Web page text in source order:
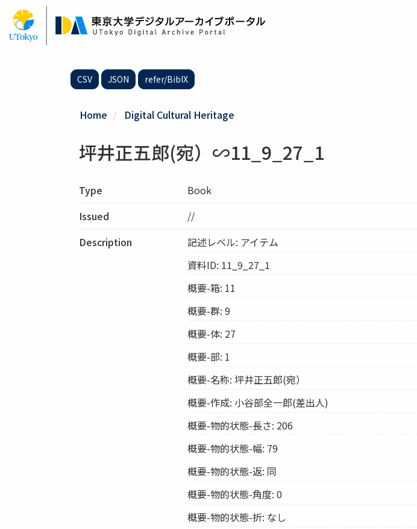
Skip
main
content
CSV JSON refer/BibIX
Home Digital Cultural Heritage
坪井正五郎(宛）∽11_9_27_1
Type
Book
Issued
//
Description
記述レベル: アイテム
資料ID: 11_9_27_1
概要-箱: 11
概要-群: 9
概要-体: 27
概要-部: 1
概要-名称: 坪井正五郎(宛）
概要-作成: 小谷部全一郎(差出人)
概要-物的状態-長さ: 206
概要-物的状態-幅: 79
概要-物的状態-返: 同
概要-物的状態-角度: 0
概要-物的状態-折: なし